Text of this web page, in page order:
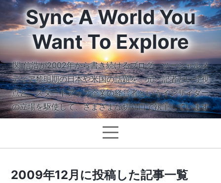
Sync A World You
Want To Explore
関 信浩が2002年から書き続けるブログ。ソーシャルメ
ディア黎明期の日本や米国の話題を、元・記者という視
点と、スタートアップ企業の経営者というインサイダー
の立場を駆使して、さまざまな切り口で執筆しています
2009年12月に投稿した記事一覧